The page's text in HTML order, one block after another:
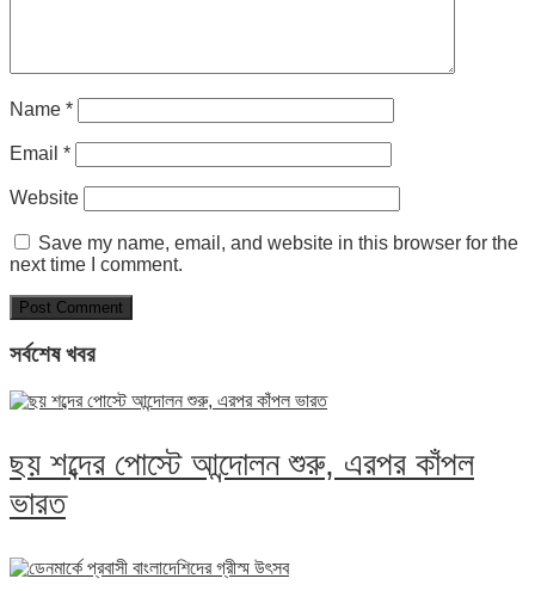
Name *
Email *
Website
Save my name, email, and website in this browser for the
next time I comment.
সর্বশেষ খবর
ছয় শব্দের পোস্টে আন্দোলন শুরু, এরপর কাঁপল
ভারত